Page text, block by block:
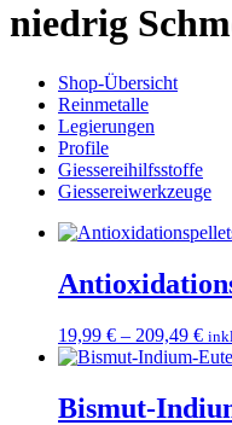
niedrig
Shop-Übersicht
Reinmetalle
Legierungen
Profile
Giessereihilfsstoffe
Giessereiwerkzeuge
19,99 € – 209,49 €
Bismut-